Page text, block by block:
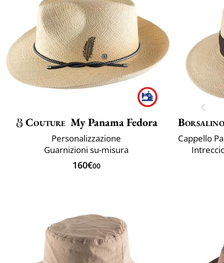
Couture My Panama Fedora
Personalizzazione
Guarnizioni su-misura
160€00
Borsalino